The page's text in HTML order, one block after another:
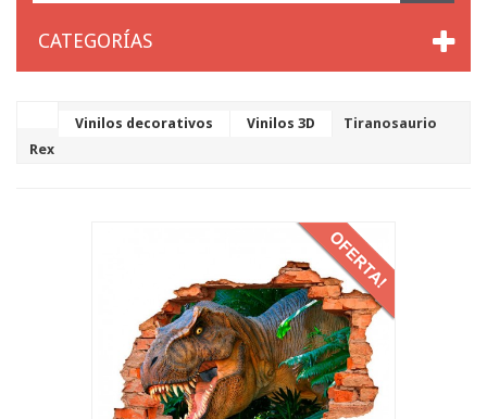
CATEGORÍAS
Vinilos decorativos Vinilos 3D
Tiranosaurio
Rex